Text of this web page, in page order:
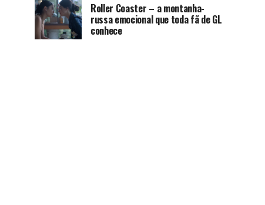
Roller Coaster – a montanha-
russa emocional que toda fã de GL
conhece